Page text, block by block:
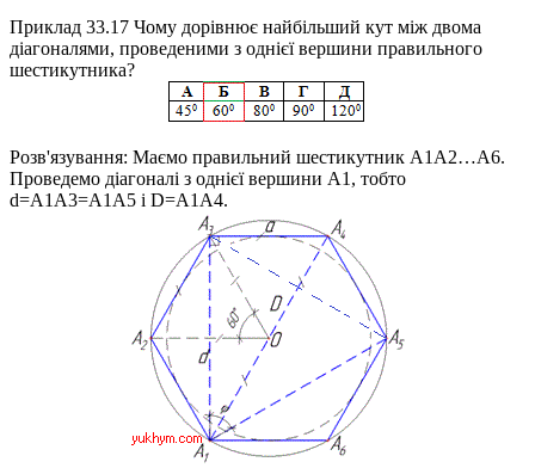
Приклад 33.17 Чому дорівнює найбільший кут між двома
діагоналями, проведеними з однієї вершини правильного
шестикутника?
Розв'язування: Маємо правильний шестикутник A1A2…A6.
Проведемо діагоналі з однієї вершини A1 , тобто
d=A1A3=A1A5 і D=A1A4.